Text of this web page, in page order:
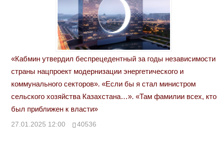
«Кабмин утвердил беспрецедентный за годы независимости
страны нацпроект модернизации энергетического и
коммунального секторов». «Если бы я стал министром
сельского хозяйства Казахстана…». «Там фамилии всех, кто
был приближен к власти»
27.01.2025 12:00 40536